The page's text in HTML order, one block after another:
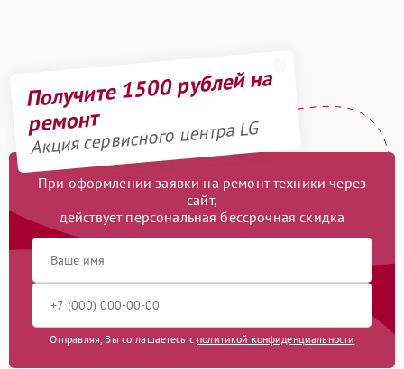
Получите 1500 рублей на
ремонт
Акция сервисного центра LG
При оформлении заявки на ремонт техники через
сайт,
действует персональная бессрочная скидка
Отправляя, Вы соглашаетесь с политикой конфиденциальности